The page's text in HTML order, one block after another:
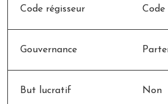
Code régisseur Code
Gouvernance
But lucratif Non